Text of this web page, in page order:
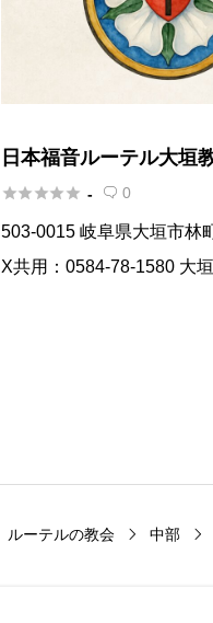
日本福音ルーテル大垣
 -  0
503-0015 岐阜県大垣市
X共用：0584-78-1580 大
ルーテルの教会 中部